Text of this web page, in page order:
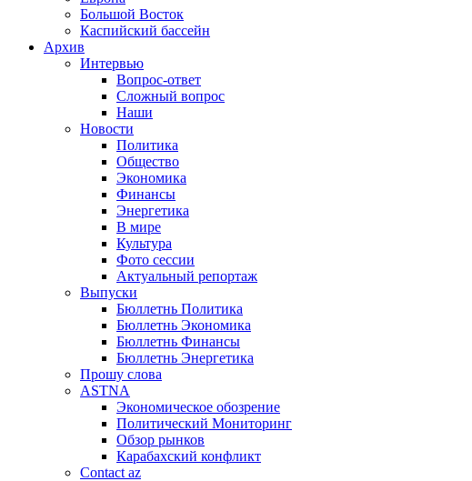
Большой Восток
Каспийский бассейн
Архив
Интервью
Вопрос-ответ
Сложный вопрос
Наши
Новости
Политика
Общество
Экономика
Финансы
Энергетика
В мире
Культура
Фото сессии
Актуальный репортаж
Выпуски
Бюллетнь Политика
Бюллетнь Экономика
Бюллетнь Финансы
Бюллетнь Энергетика
Прошу слова
ASTNA
Экономическое обозрение
Политический Мониторинг
Обзор рынков
Карабахский конфликт
Contact az